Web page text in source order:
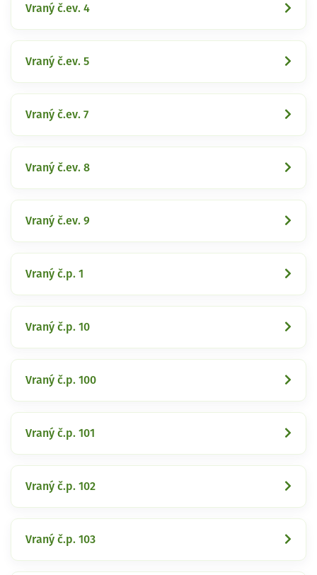
Vraný č.ev. 4
Vraný č.ev. 5
Vraný č.ev. 7
Vraný č.ev. 8
Vraný č.ev. 9
Vraný č.p. 1
Vraný č.p. 10
Vraný č.p. 100
Vraný č.p. 101
Vraný č.p. 102
Vraný č.p. 103